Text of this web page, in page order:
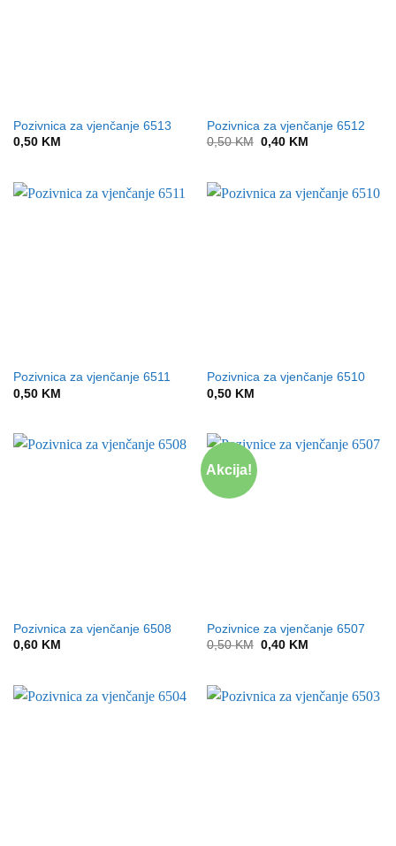
Pozivnica za vjenčanje 6513
0,50 KM
Pozivnica za vjenčanje 6512
0,50KM Original
0,40 KMCurrent
Pozivnica za vjenčanje 6511
0,50 KM
Pozivnica za vjenčanje 6510
0,50 KM
Pozivnica za vjenčanje 6508
0,60 KM
Akcija!
Pozivnice za vjenčanje 6507
0,50KM Original
0,40 KMCurrent